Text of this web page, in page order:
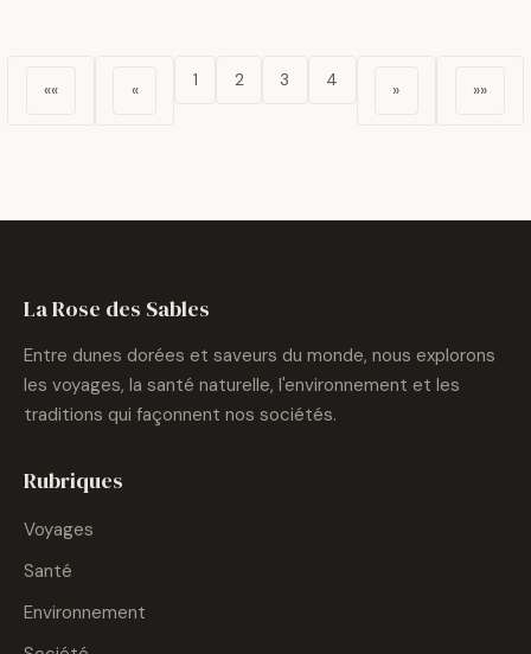
«« « 1 2 3 4 » »»
La Rose des Sables
Entre dunes dorées et saveurs du monde, nous explorons
les voyages, la santé naturelle, l'environnement et les
traditions qui façonnent nos sociétés.
Rubriques
Voyages
Santé
Environnement